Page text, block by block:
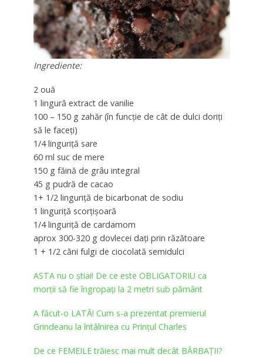
Ingrediente:
2 ouă
1 lingură extract de vanilie
100 – 150 g zahăr (în funcție de cât de dulci doriți
să le faceți)
1/4 linguriță sare
60 ml suc de mere
150 g făină de grâu integral
45 g pudră de cacao
1+ 1/2 linguriță de bicarbonat de sodiu
1 linguriță scorțișoară
1/4 linguriță de cardamom
aprox 300-320 g dovlecei dați prin răzătoare
1 + 1/2 căni fulgi de ciocolată semidulci
ASTA nu o știai! De ce este OBLIGATORIU ca
morții să fie îngropați la 2 metri sub pământ
A făcut-o LATĂ! Cum s-a prezentat premierul
Grindeanu la întâlnirea cu Prințul Charles
De ce FEMEILE trăiesc mai mult decât BĂRBAȚII?